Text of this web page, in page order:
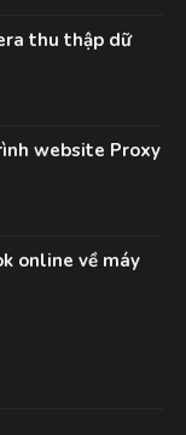
thu thập dữ
website Proxy
online về máy